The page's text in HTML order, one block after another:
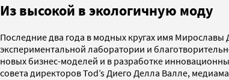
Из высокой в экологичную моду
Последние два года в модных кругах имя
экспериментальной лаборатории и
новых бизнес-моделей и в разработке
совета директоров Tod’s Диего Делла Валле,